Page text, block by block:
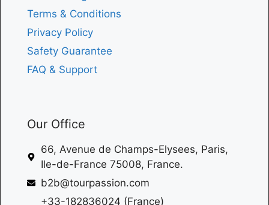
Terms & Conditions
Privacy Policy
Safety Guarantee
FAQ & Support
Our Office
66, Avenue de Champs-Elysees, Paris,
Ile-de-France 75008, France.
b2b@tourpassion.com
+33-182836024 (France)